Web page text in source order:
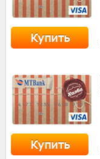
Купить
Купить